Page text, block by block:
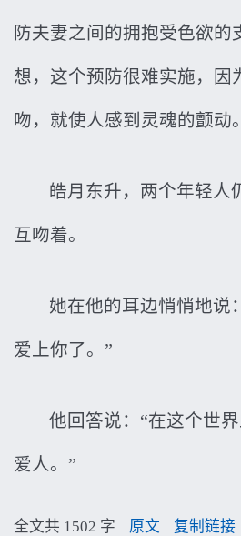
防夫妻之间的拥抱受色欲的
想，这个预防很难实施，因
吻，就使人感到灵魂的颤动。
皓月东升，两个年轻人
互吻着。
她在他的耳边悄悄地说
爱上你了。”
他回答说：“在这个世
爱人。”
全文共 1502 字 原文 复制链接